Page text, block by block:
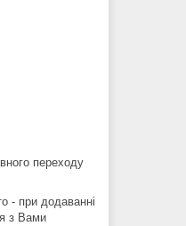
переходу
- при додаванні
з Вами